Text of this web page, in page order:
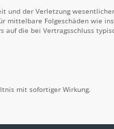
und der Verletzung
mittelbare Folgeschäden wie
die bei Vertragsschluss
mit sofortiger Wirkung.